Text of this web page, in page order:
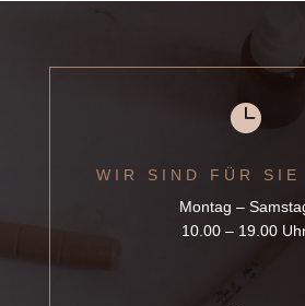

WIR SIND FÜR SIE
Montag –
10.00 – 19.00